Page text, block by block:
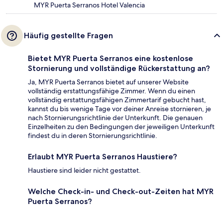
MYR Puerta Serranos Hotel Valencia
Häufig gestellte Fragen
Bietet MYR Puerta Serranos eine kostenlose
Stornierung und vollständige Rückerstattung an?
Ja, MYR Puerta Serranos bietet auf unserer Website
vollständig erstattungsfähige Zimmer. Wenn du einen
vollständig erstattungsfähigen Zimmertarif gebucht hast,
kannst du bis wenige Tage vor deiner Anreise stornieren, je
nach Stornierungsrichtlinie der Unterkunft. Die genauen
Einzelheiten zu den Bedingungen der jeweiligen Unterkunft
findest du in deren Stornierungsrichtlinie.
Erlaubt MYR Puerta Serranos Haustiere?
Haustiere sind leider nicht gestattet.
Welche Check-in- und Check-out-Zeiten hat MYR
Puerta Serranos?